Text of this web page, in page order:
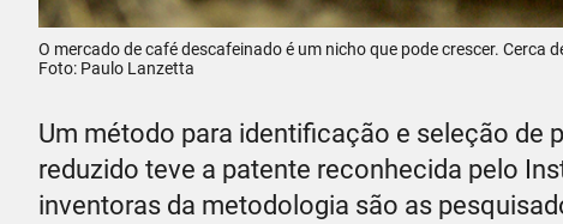
O mercado de café descafeinado é um nicho que pode crescer.
Foto: Paulo Lanzetta
Um método para identificação e seleção
reduzido teve a patente reconhecida pelo
inventoras da metodologia são as